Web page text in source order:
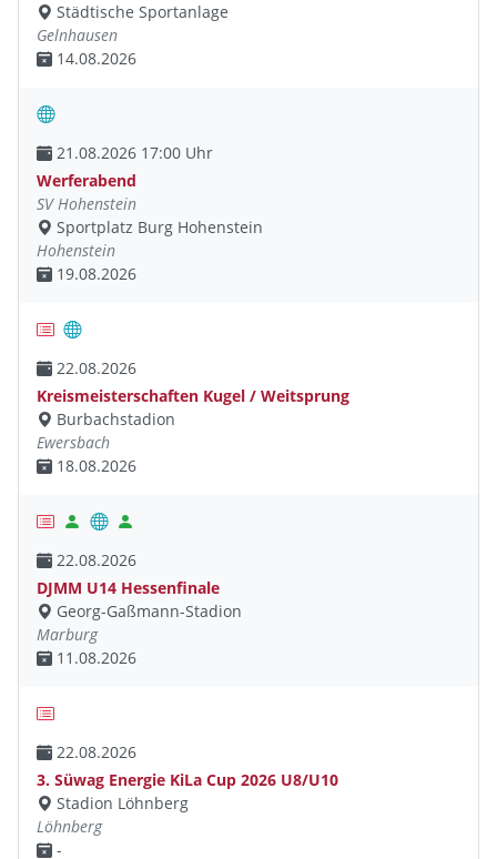
Städtische Sportanlage
Gelnhausen
14.08.2026
21.08.2026 17:00 Uhr
Werferabend
SV Hohenstein
Sportplatz Burg Hohenstein
Hohenstein
19.08.2026
22.08.2026
Kreismeisterschaften Kugel / Weitsprung
Burbachstadion
Ewersbach
18.08.2026
22.08.2026
DJMM U14 Hessenfinale
Georg-Gaßmann-Stadion
Marburg
11.08.2026
22.08.2026
3. Süwag Energie KiLa Cup 2026 U8/U10
Stadion Löhnberg
Löhnberg
-